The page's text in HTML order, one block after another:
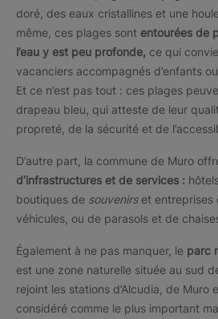
doré, des eaux cristallines et une
même, ces plages sont entourées de
l’eau y est peu profonde, ce qui
vacanciers accompagnés d’enfants
Et ce n’est pas tout : ces plages
drapeau bleu, qui atteste de leur
propreté, de la sécurité et de
D’autre part, la commune de Muro
d’infrastructures et de services :
boutiques de souvenirset entreprises
véhicules, ou de parasols et de
Également à ne pas manquer, le parc
est une zone naturelle située au sud
rejoint les stations d’Alcudia, de Muro
considéré comme le plus important